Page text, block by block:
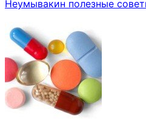
Неумывакин полезные